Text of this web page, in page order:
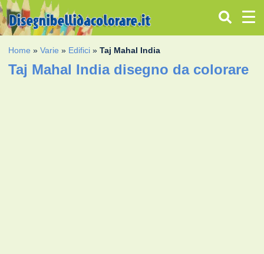
Home »Varie » Edifici »Taj Mahal India
Taj Mahal India disegno da colorare